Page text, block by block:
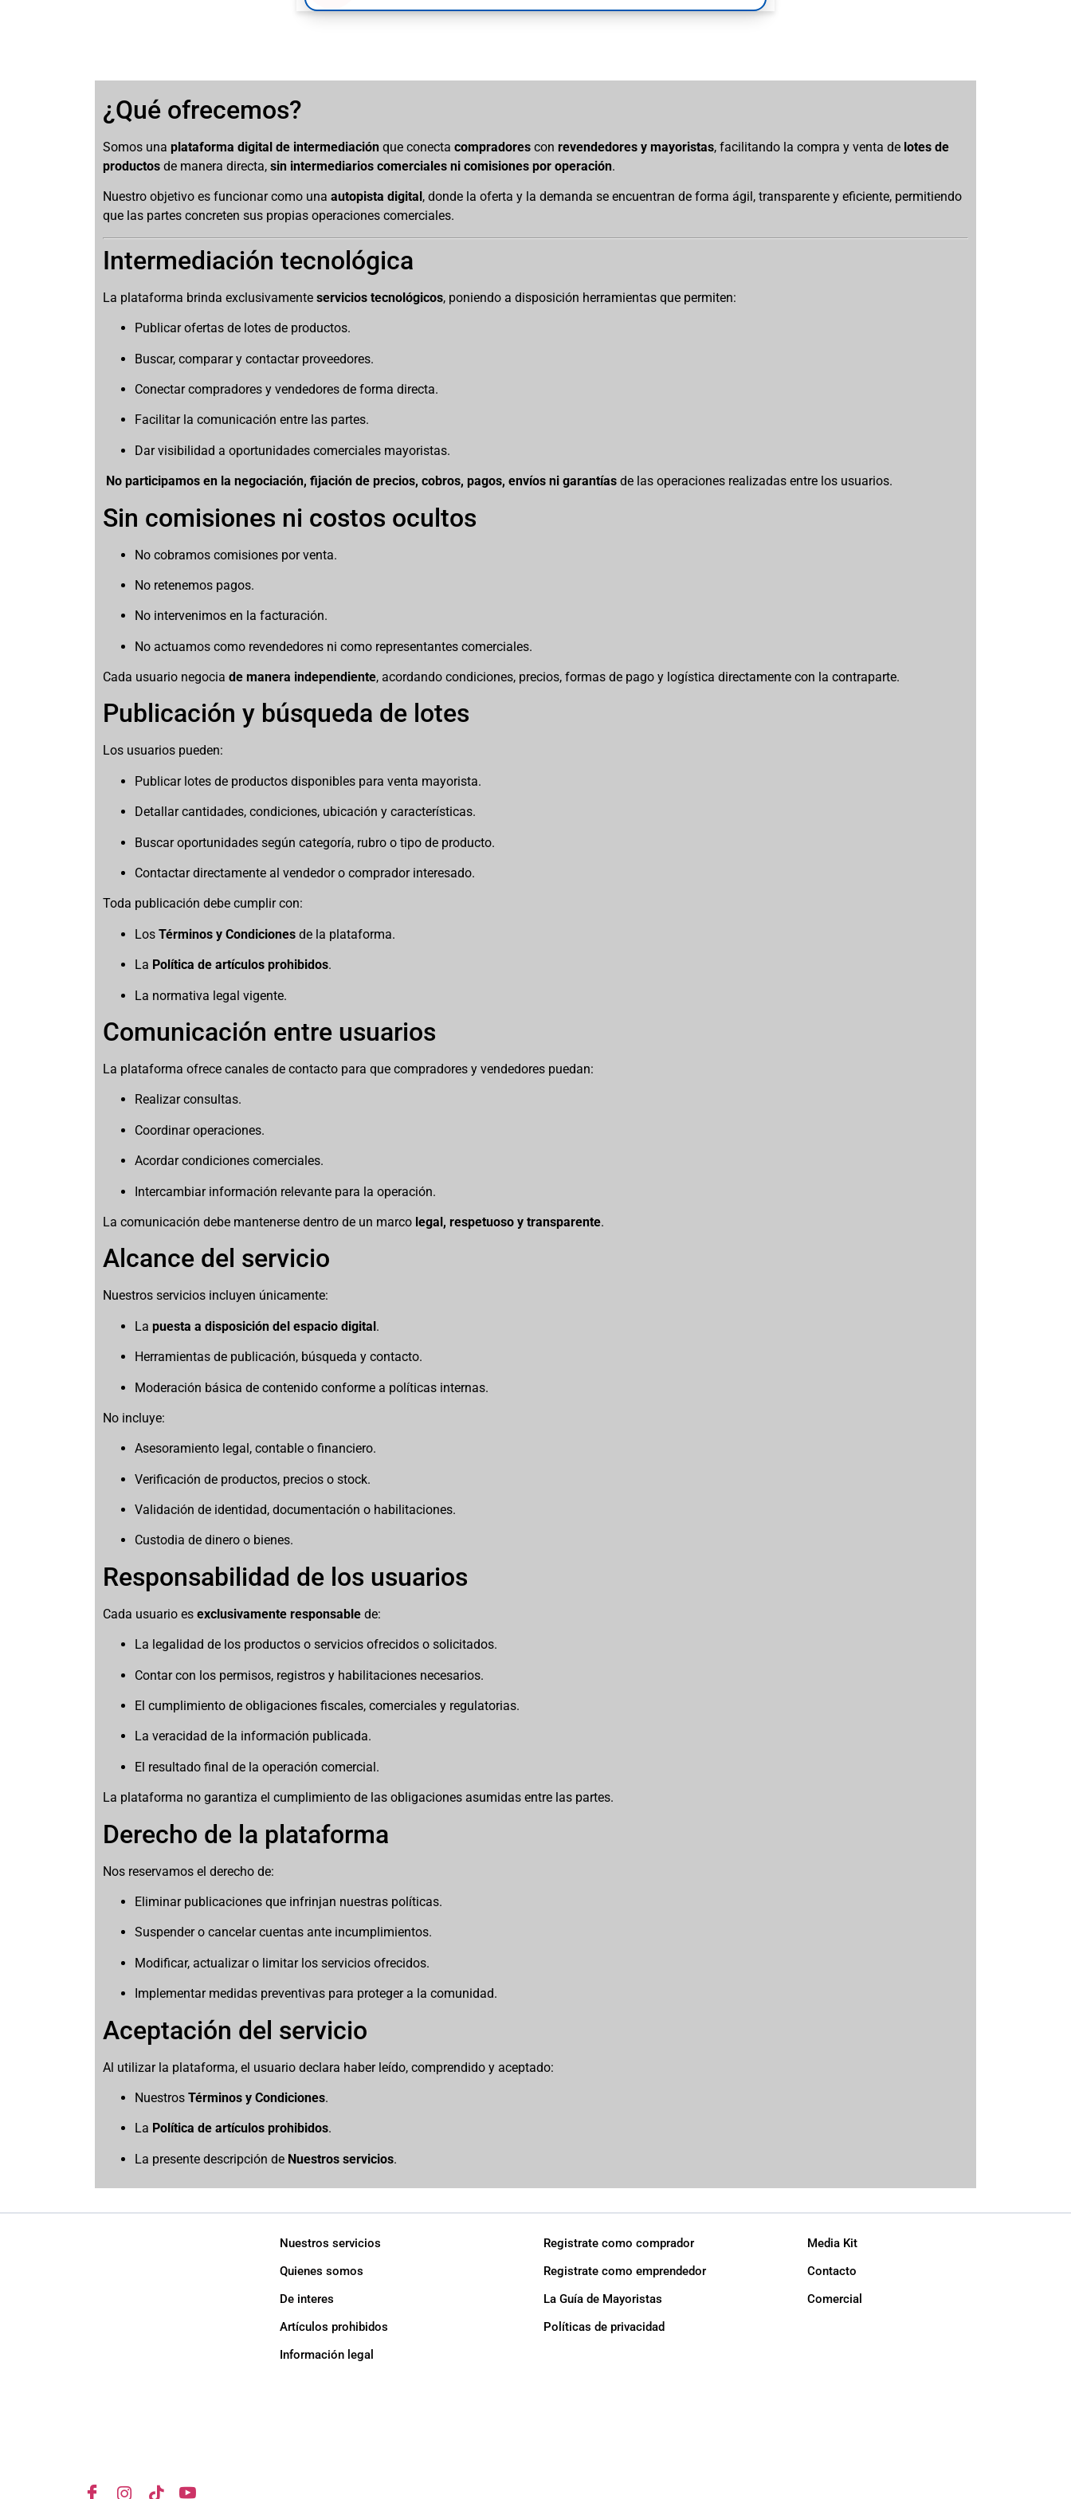
¿Qué ofrecemos?
Somos unaplataforma digital de intermediación que conectacompradores conrevendedores y mayoristas, facilitando la compra y venta de lotes de
productos de manera directa,sin intermediarios comerciales ni comisiones por operación.
Nuestro objetivo es funcionar como unaautopista digital , donde la oferta y la demanda se encuentran de forma ágil, transparente y eficiente, permitiendo
que las partes concreten sus propias operaciones comerciales.
Intermediación tecnológica
La plataforma brinda exclusivamenteservicios tecnológicos, poniendo a disposición herramientas que permiten:
Publicar ofertas de lotes de productos.
Buscar, comparar y contactar proveedores.
Conectar compradores y vendedores de forma directa.
Facilitar la comunicación entre las partes.
Dar visibilidad a oportunidades comerciales mayoristas.
No participamos en la negociación, fijación de precios, cobros, pagos, envíos ni garantías de las operaciones realizadas entre los usuarios.
Sin comisiones ni costos ocultos
No cobramos comisiones por venta.
No retenemos pagos.
No intervenimos en la facturación.
No actuamos como revendedores ni como representantes comerciales.
Cada usuario negociade manera independiente, acordando condiciones, precios, formas de pago y logística directamente con la contraparte.
Publicación y búsqueda de lotes
Los usuarios pueden:
Publicar lotes de productos disponibles para venta mayorista.
Detallar cantidades, condiciones, ubicación y características.
Buscar oportunidades según categoría, rubro o tipo de producto.
Contactar directamente al vendedor o comprador interesado.
Toda publicación debe cumplir con:
LosTérminos y Condiciones de la plataforma.
La Política de artículos prohibidos.
La normativa legal vigente.
Comunicación entre usuarios
La plataforma ofrece canales de contacto para que compradores y vendedores puedan:
Realizar consultas.
Coordinar operaciones.
Acordar condiciones comerciales.
Intercambiar información relevante para la operación.
La comunicación debe mantenerse dentro de un marco legal, respetuoso y transparente.
Alcance del servicio
Nuestros servicios incluyen únicamente:
Lapuesta a disposición del espacio digital.
Herramientas de publicación, búsqueda y contacto.
Moderación básica de contenido conforme a políticas internas.
No incluye:
Asesoramiento legal, contable o financiero.
Verificación de productos, precios o stock.
Validación de identidad, documentación o habilitaciones.
Custodia de dinero o bienes.
Responsabilidad de los usuarios
Cada usuario esexclusivamente responsable de:
La legalidad de los productos o servicios ofrecidos o solicitados.
Contar con los permisos, registros y habilitaciones necesarios.
El cumplimiento de obligaciones fiscales, comerciales y regulatorias.
La veracidad de la información publicada.
El resultado final de la operación comercial.
La plataforma no garantiza el cumplimiento de las obligaciones asumidas entre las partes.
Derecho de la plataforma
Nos reservamos el derecho de:
Eliminar publicaciones que infrinjan nuestras políticas.
Suspender o cancelar cuentas ante incumplimientos.
Modificar, actualizar o limitar los servicios ofrecidos.
Implementar medidas preventivas para proteger a la comunidad.
Aceptación del servicio
Al utilizar la plataforma, el usuario declara haber leído, comprendido y aceptado:
NuestrosTérminos y Condiciones.
La Política de artículos prohibidos.
La presente descripción de Nuestros servicios.
Nuestros servicios
Quienes somos
De interes
Artículos prohibidos
Información legal
Registrate como comprador
Registrate como emprendedor
La Guía de Mayoristas
Políticas de privacidad
Media Kit
Contacto
Comercial